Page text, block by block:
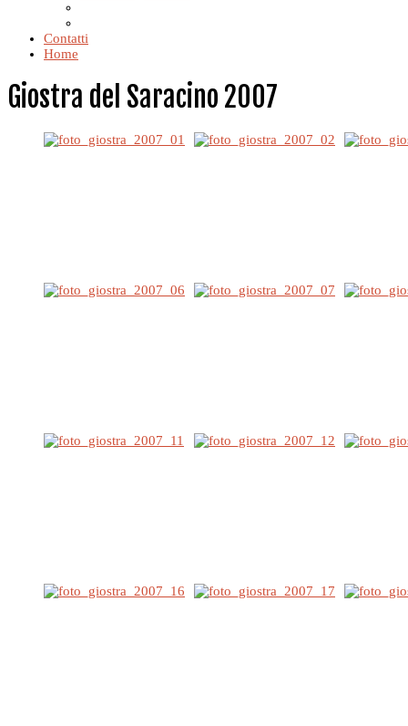
Contatti
Home
Giostra del Saracino 2007